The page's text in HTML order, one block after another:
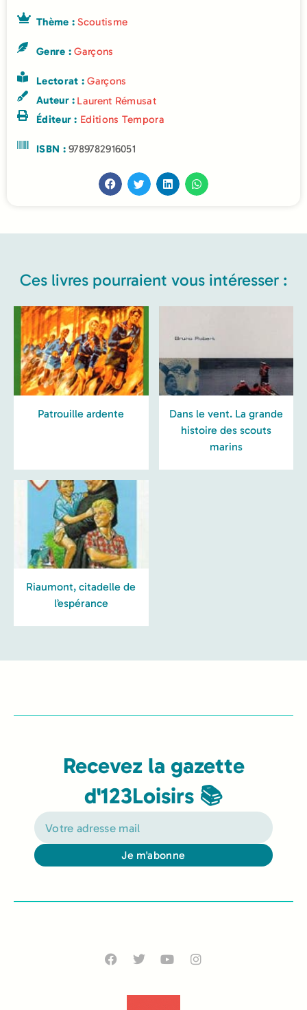
Thème :Scoutisme
Genre :Garçons
Lectorat :Garçons
Auteur : Laurent Rémusat
Éditeur : Editions Tempora
ISBN :9789782916051
Ces livres pourraient vous intéresser :
Patrouille ardente
Dans le vent. La grande
histoire des scouts
marins
Riaumont, citadelle de
l’espérance
Recevez la gazette
d'123Loisirs 📚
Je m'abonne